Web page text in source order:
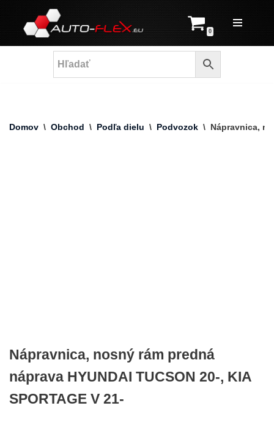
Prejsť
na
0
Domov \ Obchod \ Podľa dielu \ Podvozok \ Nápravnica,
Nápravnica, nosný rám predná
náprava HYUNDAI TUCSON 20-, KIA
SPORTAGE V 21-